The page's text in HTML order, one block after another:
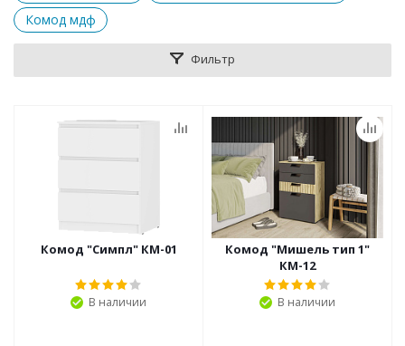
Комод мдф
Фильтр
Комод "Симпл" КМ-01
В наличии
Комод "Мишель тип 1"
КМ-12
В наличии